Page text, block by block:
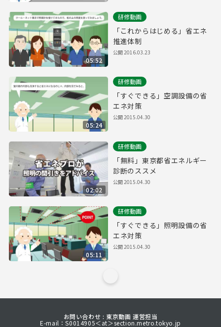
05:52
研修動画
「これからはじめる」省エネ
推進体制
公開2016.03.23
05:24
研修動画
「すぐできる」空調設備の省
エネ対策
公開2015.04.30
02:02
研修動画
「無料」東京都省エネルギー
診断のススメ
公開2015.04.30
05:11
研修動画
「すぐできる」照明設備の省
エネ対策
公開2015.04.30
お問い合わせ : 東京動画 運営担当
E-mail：S0014905＜at＞section.metro.tokyo.jp